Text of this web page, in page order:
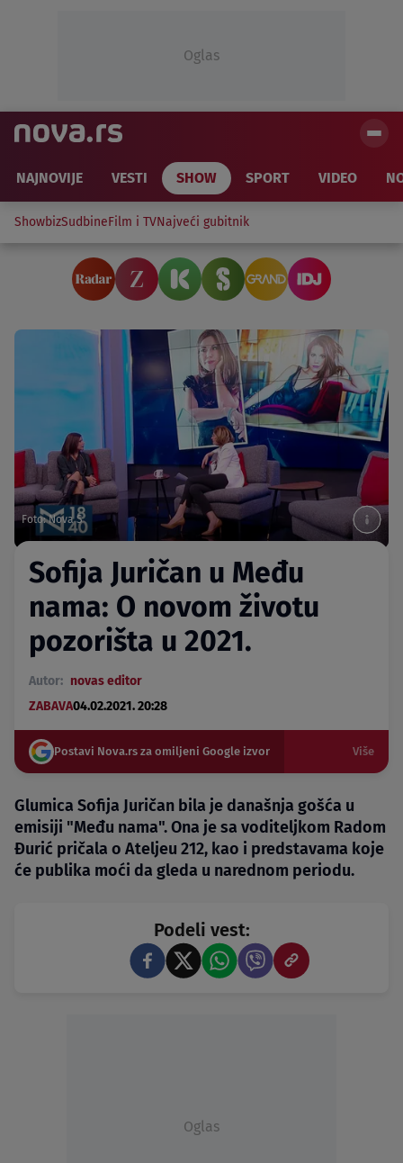
Oglas
NAJNOVIJE VESTI SHOW SPORT VIDEO
ShowbizSudbineFilm i TVNajveći gubitnik
Foto: Nova S
Sofija Juričan u Među
nama: O novom životu
pozorišta u 2021.
Autor: novas editor
ZABAVA04.02.2021. 20:28
Postavi Nova.rs za omiljeni Google izvor Više
Glumica Sofija Juričan bila je današnja gošća u
emisiji "Među nama". Ona je sa voditeljkom Radom
Đurić pričala o Ateljeu 212, kao i predstavama koje
će publika moći da gleda u narednom periodu.
Podeli vest:
Oglas